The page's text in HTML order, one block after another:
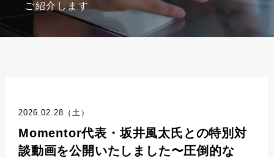
ご紹介します
2026.02.28（土）
Momentor代表・坂井風太氏との特別対
談動画を公開いたしました〜圧倒的な